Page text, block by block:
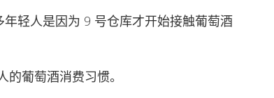
轻人是因为 9 号仓库才开始接触葡萄酒
葡萄酒消费习惯。